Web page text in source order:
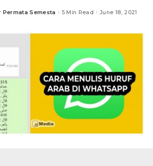
Permata Semesta 5 Min Read June 18, 2021